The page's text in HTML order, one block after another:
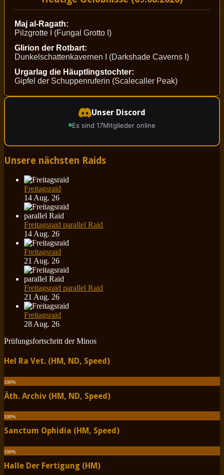
Maj al-Ragath:
Pilzgrotte I (Fungal Grotto I)
Glirion der Rotbart:
Dunkelschattenkavernen I (Darkshade Caverns I)
Urgarlag die Häuptlingstochter:
Gipfel der Schuppenruferin (Scalecaller Peak)
Unser Discord
Es sind 17Mitglieder online
Unsere nächsten Raids
Freitagsraid
14 Aug. 26
Freitagsraid parallel Raid
14 Aug. 26
Freitagsraid
21 Aug. 26
Freitagsraid parallel Raid
21 Aug. 26
Freitagsraid
28 Aug. 26
Prüfungsfortschritt der Minos
Hel Ra Vet. (HM, ND, Speed)
100%
Äth. Archiv (HM, ND, Speed)
100%
Sanctum Ophidia (HM, Speed)
100%
Halle Der Fertigung (HM)